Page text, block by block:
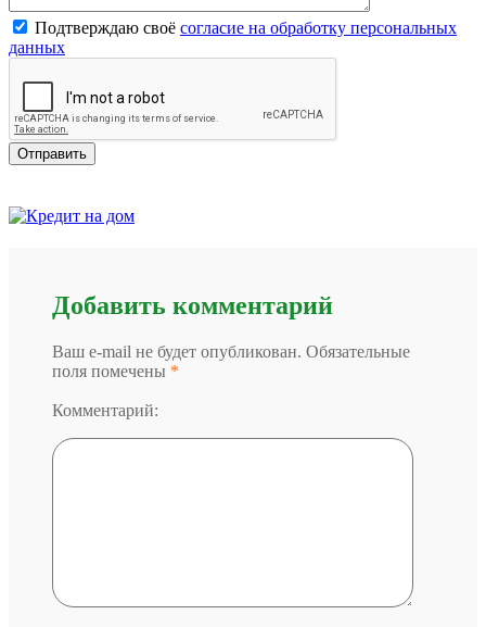
Подтверждаю своё согласие на обработку персональных
данных
Добавить комментарий
Ваш e-mail не будет опубликован. Обязательные
поля помечены *
Комментарий: